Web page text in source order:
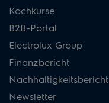
Kochkurse
B2B-Portal
Electrolux Group
Finanzbericht
Nachhaltigkeitsbericht
Newsletter